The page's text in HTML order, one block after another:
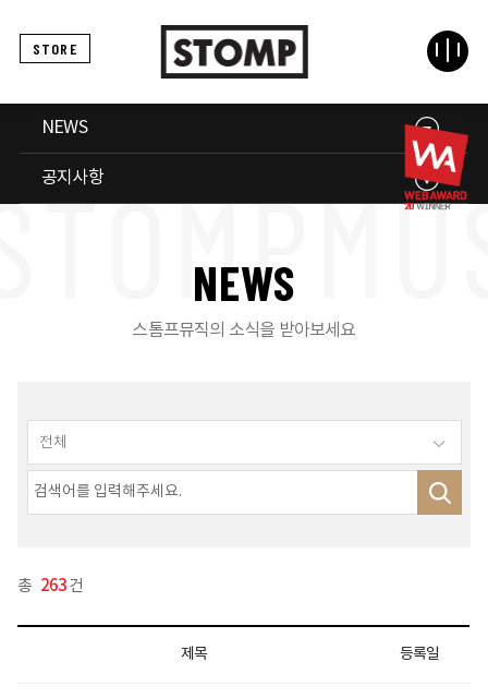
STORE
NEWS
공지사항
NEWS
스톰프뮤직의 소식을 받아보세요
총 263건
제목 등록일